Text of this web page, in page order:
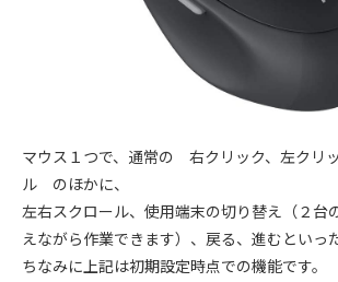
マウス１つで、通常の 右クリック、左クリ
ル のほかに、
左右スクロール、使用端末の切り替え（２台
えながら作業できます）、戻る、進むといっ
ちなみに上記は初期設定時点での機能です。